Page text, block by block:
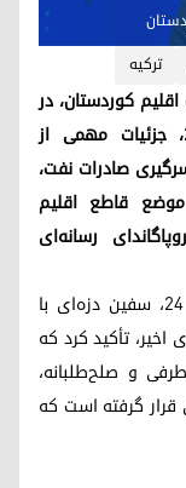
ترکیه
کوردستان، در
گفتگویی جامع با شبکه‌ی کوردستان ۲۴، جزئیات مهمی از
صادرات نفت،
قاطع اقلیم
رسانه‌ای
به گزارش بخش خبری وب‌سایت کوردستان ۲۴، سفین دزه‌ای با
اخیر، تأکید کرد که
و صلح‌طلبانه،
قرار گرفته است که